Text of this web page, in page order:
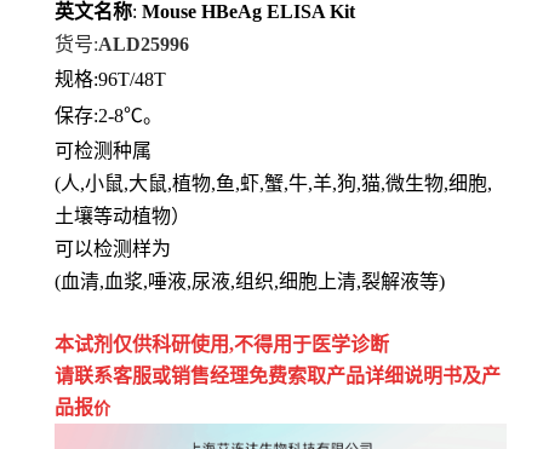
英文名称: Mouse HBeAg ELISA Kit
货号:ALD25996
规格:96T/48T
保存:2-8℃。
可检测种属
(人,小鼠,大鼠,植物,鱼,虾,蟹,牛,羊,狗,猫,微生物,细胞,
土壤等动植物）
可以检测样为
(血清,血浆,唾液,尿液,组织,细胞上清,裂解液等)
本试剂仅供科研使用,不得用于医学诊断
请联系客服或销售经理免费索取产品详细说明书及产
品报价